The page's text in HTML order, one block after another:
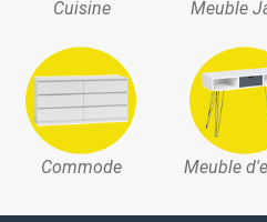
Cuisine Meuble
Commode Meuble